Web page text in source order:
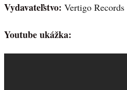
Vydavateľstvo: Vertigo Records
Youtube ukážka: